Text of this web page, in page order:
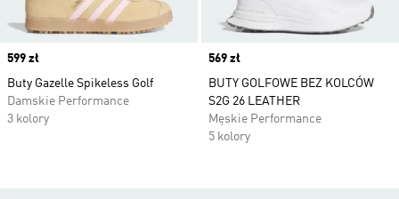
Price
599 zł
Buty Gazelle Spikeless Golf
Damskie Performance
3 kolory
Price
569 zł
BUTY GOLFOWE BEZ KOLCÓW
S2G 26 LEATHER
Męskie Performance
5 kolory